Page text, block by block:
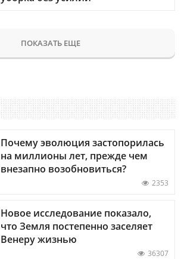
ПОКАЗАТЬ ЕЩЕ
Почему эволюция застопорилась
на миллионы лет, прежде чем
внезапно возобновиться?
2353
Новое исследование показало,
что Земля постепенно заселяет
Венеру жизнью
36307